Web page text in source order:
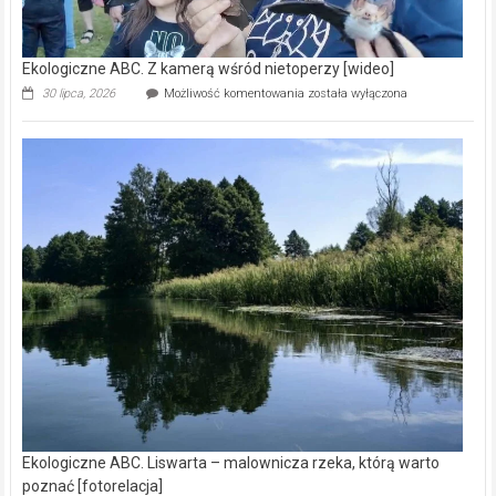
Ekologiczne ABC. Z kamerą wśród nietoperzy [wideo]
30 lipca, 2026 Możliwość komentowania Ekologiczne
kamerą
wśród
została wyłączona
Ekologiczne ABC. Liswarta – malownicza rzeka, którą warto
poznać [fotorelacja]